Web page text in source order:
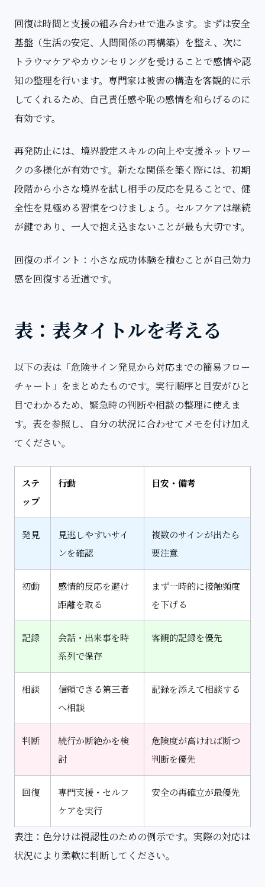
回復は時間と支援の組み合わせで進みます。まずは安全
基盤（生活の安定、人間関係の再構築）を整え、次に
トラウマケアやカウンセリングを受けることで感情や認
知の整理を行います。専門家は被害の構造を客観的に示
してくれるため、自己責任感や恥の感情を和らげるのに
有効です。
再発防止には、境界設定スキルの向上や支援ネットワー
クの多様化が有効です。新たな関係を築く際には、初期
段階から小さな境界を試し相手の反応を見ることで、健
全性を見極める習慣をつけましょう。セルフケアは継続
が鍵であり、一人で抱え込まないことが最も大切です。
回復のポイント：小さな成功体験を積むことが自己効力
感を回復する近道です。
表：表タイトルを考える
以下の表は「危険サイン発見から対応までの簡易フロー
チャート」をまとめたものです。実行順序と目安がひと
目でわかるため、緊急時の判断や相談の整理に使えま
す。表を参照し、自分の状況に合わせてメモを付け加え
てください。
ステ
ップ
行動 目安・備考
発見
見逃しやすいサイ
ンを確認
複数のサインが出たら
要注意
初動
感情的反応を避け
距離を取る
まず一時的に接触頻度
を下げる
記録
会話・出来事を時
系列で保存
客観的記録を優先
相談
信頼できる第三者
へ相談
記録を添えて相談する
判断
続行か断絶かを検
討
危険度が高ければ断つ
判断を優先
回復
専門支援・セルフ
ケアを実行
安全の再確立が最優先
表注：色分けは視認性のための例示です。実際の対応は
状況により柔軟に判断してください。